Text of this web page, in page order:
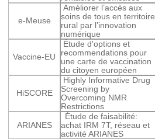
e-Meuse
Améliorer l’accès aux
soins de tous en territoire
rural par l’innovation
numérique
Vaccine-EU
Étude d'options et
recommendations pour
une carte de vaccination
du citoyen européen
HiSCORE
Highly Informative Drug
Screening by
Overcoming NMR
Restrictions
ARIANES
Étude de faisabilité:
achat IRM 7T, réseau et
activité ARIANES